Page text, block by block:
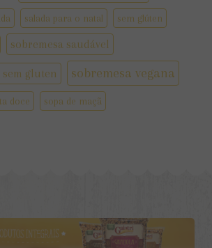
salada para o natal sem glúten
sobremesa saudável
sem gluten sobremesa vegana
doce sopa de maçã